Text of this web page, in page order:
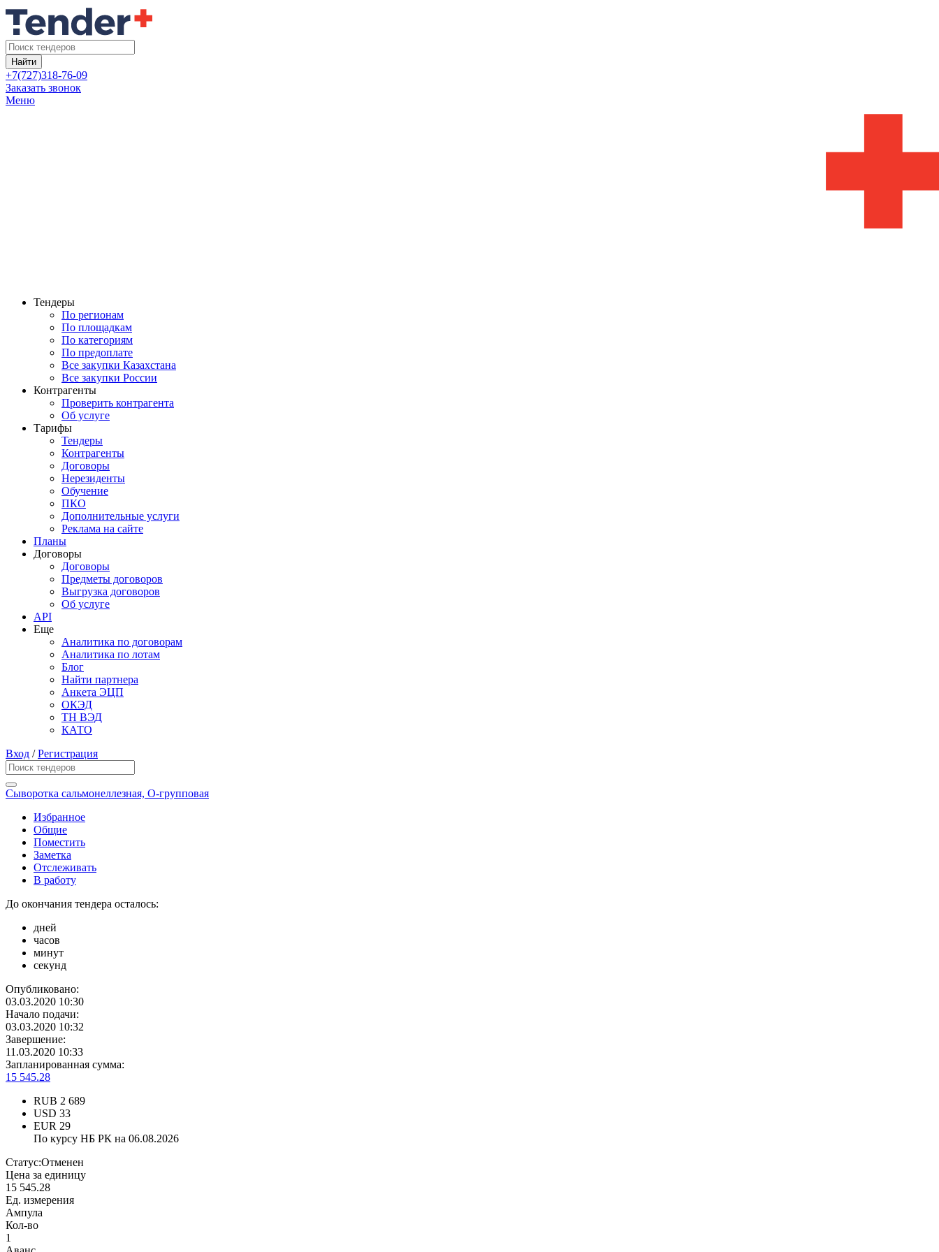
Найти
+7(727)318-76-09
Заказать звонок
Меню
Тендеры
По регионам
По площадкам
По категориям
По предоплате
Все закупки Казахстана
Все закупки России
Контрагенты
Проверить контрагента
Об услуге
Тарифы
Тендеры
Контрагенты
Договоры
Нерезиденты
Обучение
ПКО
Дополнительные услуги
Реклама на сайте
Планы
Договоры
Договоры
Предметы договоров
Выгрузка договоров
Об услуге
API
Еще
Аналитика по договорам
Аналитика по лотам
Блог
Найти партнера
Анкета ЭЦП
ОКЭД
ТН ВЭД
КАТО
Вход /Регистрация
Сыворотка сальмонеллезная, О-групповая
Избранное
Общие
Поместить
Заметка
Отслеживать
В работу
До окончания тендера осталось:
дней
часов
минут
секунд
Опубликовано:
03.03.2020 10:30
Начало подачи:
03.03.2020 10:32
Завершение:
11.03.2020 10:33
Запланированная сумма:
15 545.28
RUB 2 689
USD 33
EUR 29
По курсу НБ РК на 06.08.2026
Статус:Отменен
Цена за единицу
15 545.28
Ед. измерения
Ампула
Кол-во
1